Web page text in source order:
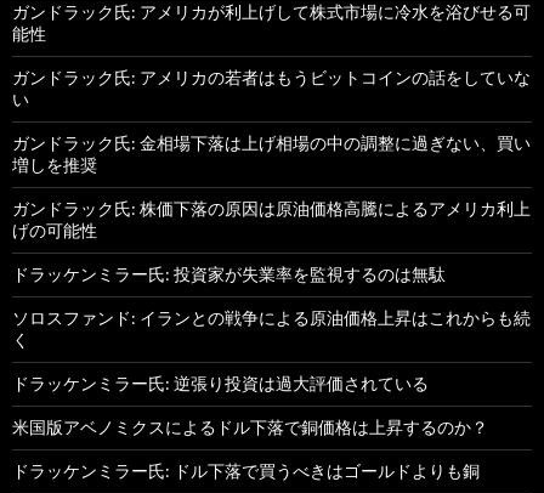
ガンドラック氏: アメリカが利上げして株式市場に冷水を浴びせる可
能性
ガンドラック氏: アメリカの若者はもうビットコインの話をしていな
い
ガンドラック氏: 金相場下落は上げ相場の中の調整に過ぎない、買い
増しを推奨
ガンドラック氏: 株価下落の原因は原油価格高騰によるアメリカ利上
げの可能性
ドラッケンミラー氏: 投資家が失業率を監視するのは無駄
ソロスファンド: イランとの戦争による原油価格上昇はこれからも続
く
ドラッケンミラー氏: 逆張り投資は過大評価されている
米国版アベノミクスによるドル下落で銅価格は上昇するのか？
ドラッケンミラー氏: ドル下落で買うべきはゴールドよりも銅